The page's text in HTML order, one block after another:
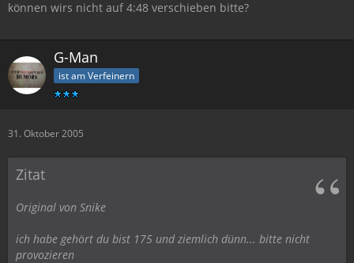
können wirs nicht auf 4:48 verschieben bitte?
G-Man
ist am Verfeinern
31. Oktober 2005
Zitat
Original von Snike
ich habe gehört du bist 175 und ziemlich dünn... bitte nicht
provozieren